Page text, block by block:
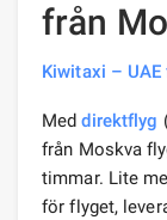
från
Kiwitaxi –
Meddirektflyg
från Moskva
timmar. Lite
för flyget,